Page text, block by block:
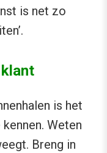
is net zo
is het
Weten
Breng in